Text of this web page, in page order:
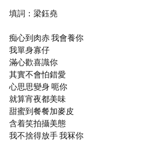
填詞：梁鈺堯
痴心到肉赤 我會養你
我單身寡仔
滿心歡喜識你
其實不會怕錯愛
心思思變身 呃你
就算宵夜都美味
甜蜜到餐餐加麥皮
含着笑拍攝美態
我不捨得放手 我冧你